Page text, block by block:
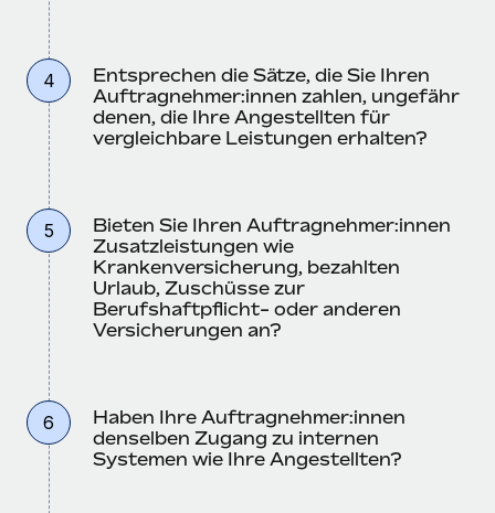
4
Entsprechen die Sätze, die Sie Ihren
Auftragnehmer:innen zahlen, ungefähr
denen, die Ihre Angestellten für
vergleichbare Leistungen erhalten?
5
Bieten Sie Ihren Auftragnehmer:innen
Zusatzleistungen wie
Krankenversicherung, bezahlten
Urlaub, Zuschüsse zur
Berufshaftpflicht- oder anderen
Versicherungen an?
6
Haben Ihre Auftragnehmer:innen
denselben Zugang zu internen
Systemen wie Ihre Angestellten?